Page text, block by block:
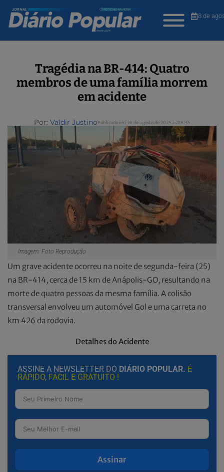
8 de
Tragédia na BR-414: Quatro
membros de uma família morrem
em acidente
Por: Valdir JustinoPublicada em 26 de agosto de 2025 às 08:35
Imagem: Foto Reprodução
Um grave acidente ocorreu na noite de segunda-feira (25)
na BR-414, cerca de 15 km de Anápolis-GO, resultando na
morte de quatro pessoas da mesma família. A colisão
transversal envolveu um automóvel Gol e uma carreta no
km 426 da rodovia.
Detalhes do Acidente
ASSINE A NEWSLETTER DO DIÁRIO POPULAR. É
RÁPIDO, FÁCIL E GRATUITO !
Assinar